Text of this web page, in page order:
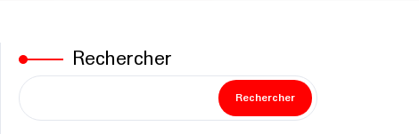
Rechercher
Rechercher